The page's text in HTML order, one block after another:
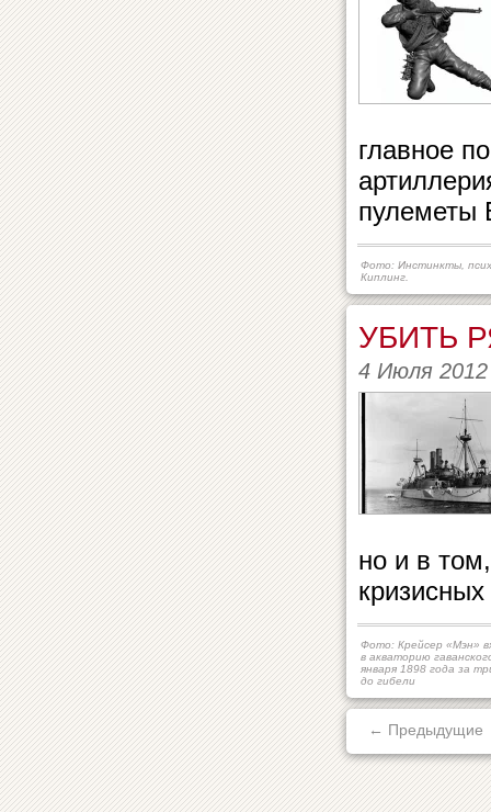
главное
пулеметы
Фото: Инстинкты,
Киплинг.
УБИТЬ
4 Июля 2012
но и в
Фото: Крейсер «Мэн»
в акваторию
января 1898 года за
до гибели
← Предыдущие